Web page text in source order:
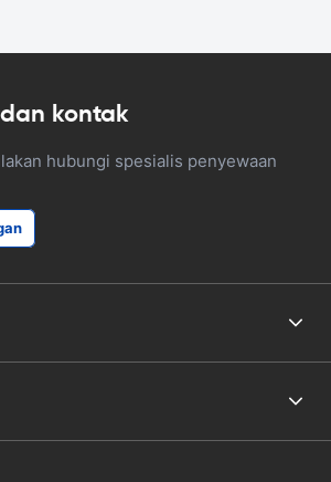
kontak
hubungi spesialis penyewaan